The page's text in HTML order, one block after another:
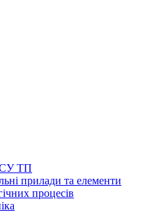
ТП
прилади та елементи
процесів